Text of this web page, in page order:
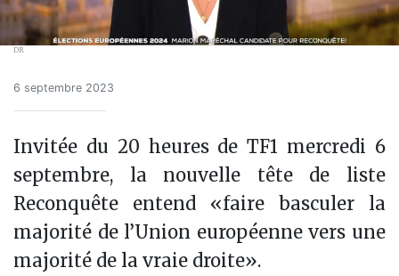
DR
6 septembre 2023
Invitée du 20 heures de TF1 mercredi 6
septembre, la nouvelle tête de liste
Reconquête entend «faire basculer la
majorité de l’Union européenne vers une
majorité de la vraie droite».